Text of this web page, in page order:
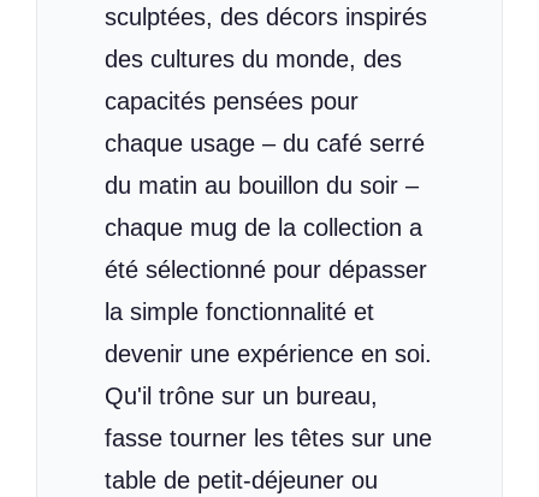
sculptées, des décors inspirés
des cultures du monde, des
capacités pensées pour
chaque usage – du café serré
du matin au bouillon du soir –
chaque mug de la collection a
été sélectionné pour dépasser
la simple fonctionnalité et
devenir une expérience en soi.
Qu'il trône sur un bureau,
fasse tourner les têtes sur une
table de petit-déjeuner ou